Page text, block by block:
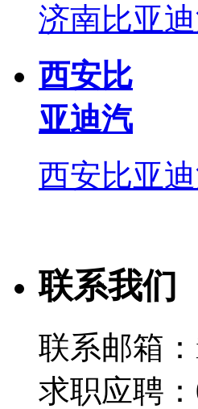
济南比亚
西安比
亚迪汽
西安比亚
联系我们
联系邮箱：
求职应聘